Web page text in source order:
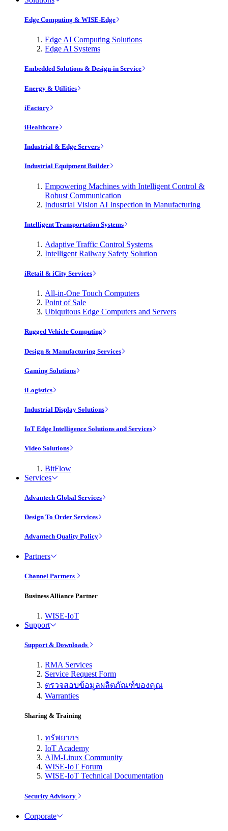
Edge Computing & WISE-Edge
Edge AI Computing Solutions
Edge AI Systems
Embedded Solutions & Design-in Service
Energy & Utilities
iFactory
iHealthcare
Industrial & Edge Servers
Industrial Equipment Builder
Empowering Machines with Intelligent Control &
Robust Communication
Industrial Vision AI Inspection in Manufacturing
Intelligent Transportation Systems
Adaptive Traffic Control Systems
Intelligent Railway Safety Solution
iRetail & iCity Services
All-in-One Touch Computers
Point of Sale
Ubiquitous Edge Computers and Servers
Rugged Vehicle Computing
Design & Manufacturing Services
Gaming Solutions
iLogistics
Industrial Display Solutions
IoT Edge Intelligence Solutions and Services
Video Solutions
BitFlow
Services
Advantech Global Services
Design To Order Services
Advantech Quality Policy
Partners
Channel Partners
Business Alliance Partner
WISE-IoT
Support
Support & Downloads
RMA Services
Service Request Form
ตรวจสอบข้อมูลผลิตภัณฑ์ของคุณ
Warranties
Sharing & Training
ทรัพยากร
IoT Academy
AIM-Linux Community
WISE-IoT Forum
WISE-IoT Technical Documentation
Security Advisory
Corporate